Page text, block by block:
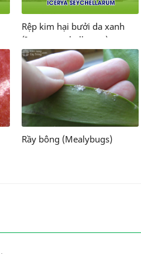
Rệp kim hại bưởi da xanh
(Icerya seychellarum)
Rầy bông (Mealybugs)
.